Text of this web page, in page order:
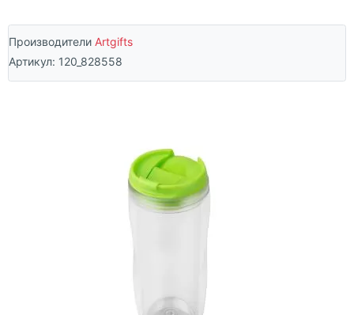
Производители Artgifts
Артикул: 120_828558